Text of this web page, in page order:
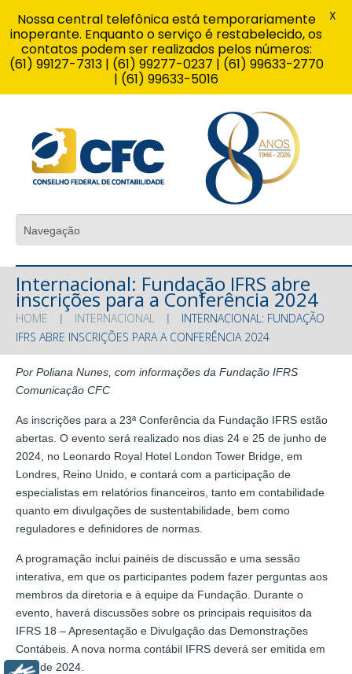
Internacional: Fundação IFRS abre
inscrições para a Conferência 2024
HOME INTERNACIONAL
INTERNACIONAL: FUNDAÇÃO
IFRS ABRE INSCRIÇÕES PARA A CONFERÊNCIA 2024
Por Poliana Nunes, com informações da Fundação IFRS
Comunicação CFC
As inscrições para a 23ª Conferência da Fundação IFRS estão
abertas. O evento será realizado nos dias 24 e 25 de junho de
2024, no Leonardo Royal Hotel London Tower Bridge, em
Londres, Reino Unido, e contará com a participação de
especialistas em relatórios financeiros, tanto em contabilidade
quanto em divulgações de sustentabilidade, bem como
reguladores e definidores de normas.
A programação inclui painéis de discussão e uma sessão
interativa, em que os participantes podem fazer perguntas aos
membros da diretoria e à equipe da Fundação. Durante o
evento, haverá discussões sobre os principais requisitos da
IFRS 18 – Apresentação e Divulgação das Demonstrações
Contábeis. A nova norma contábil IFRS deverá ser emitida em
abril de 2024.
Nossa central telefônica está temporariamente
inoperante. Enquanto o serviço é restabelecido, os
contatos podem ser realizados pelos números:
(61) 99127-7313 | (61) 99277-0237 | (61) 99633-2770
| (61) 99633-5016
X